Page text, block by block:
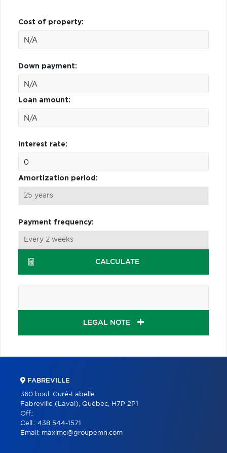
Cost of property:
Down payment:
Loan amount:
Interest rate:
Amortization period:
Payment frequency:
CALCULATE
LEGAL NOTE
FABREVILLE
360 boul. Curé-Labelle
Fabreville (Laval), Québec, H7P 2P1
Off.:
Cell.: 438 544-1571
Email: maxime@groupemn.com